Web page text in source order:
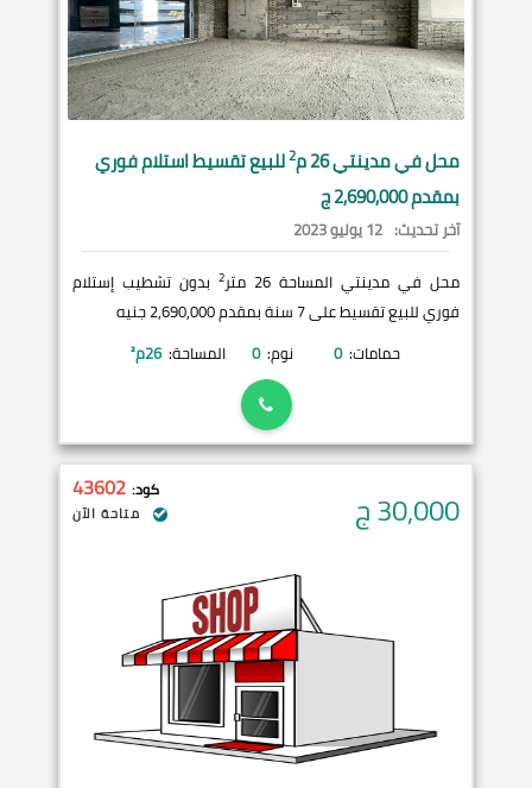
محل فيمدينتي26 م 2للبيع تقسيط استلام فوري
بمقدم 2,690,000 ج
آخر تحديث: 12 يوليو 2023
محل في مدينتي المساحة 26 متر
2 بدون تشطيب إستلام
فوري للبيع تقسيط على 7 سنة بمقدم 2,690,000 جنيه
حمامات: 0 نوم: 0 المساحة: 26م²
30,000ج كود: 43602
متاحة الآن